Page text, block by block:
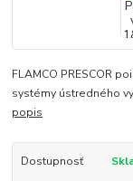
FLAMCO PRESCOR
systémy ústredného
popis
Dostupnosť